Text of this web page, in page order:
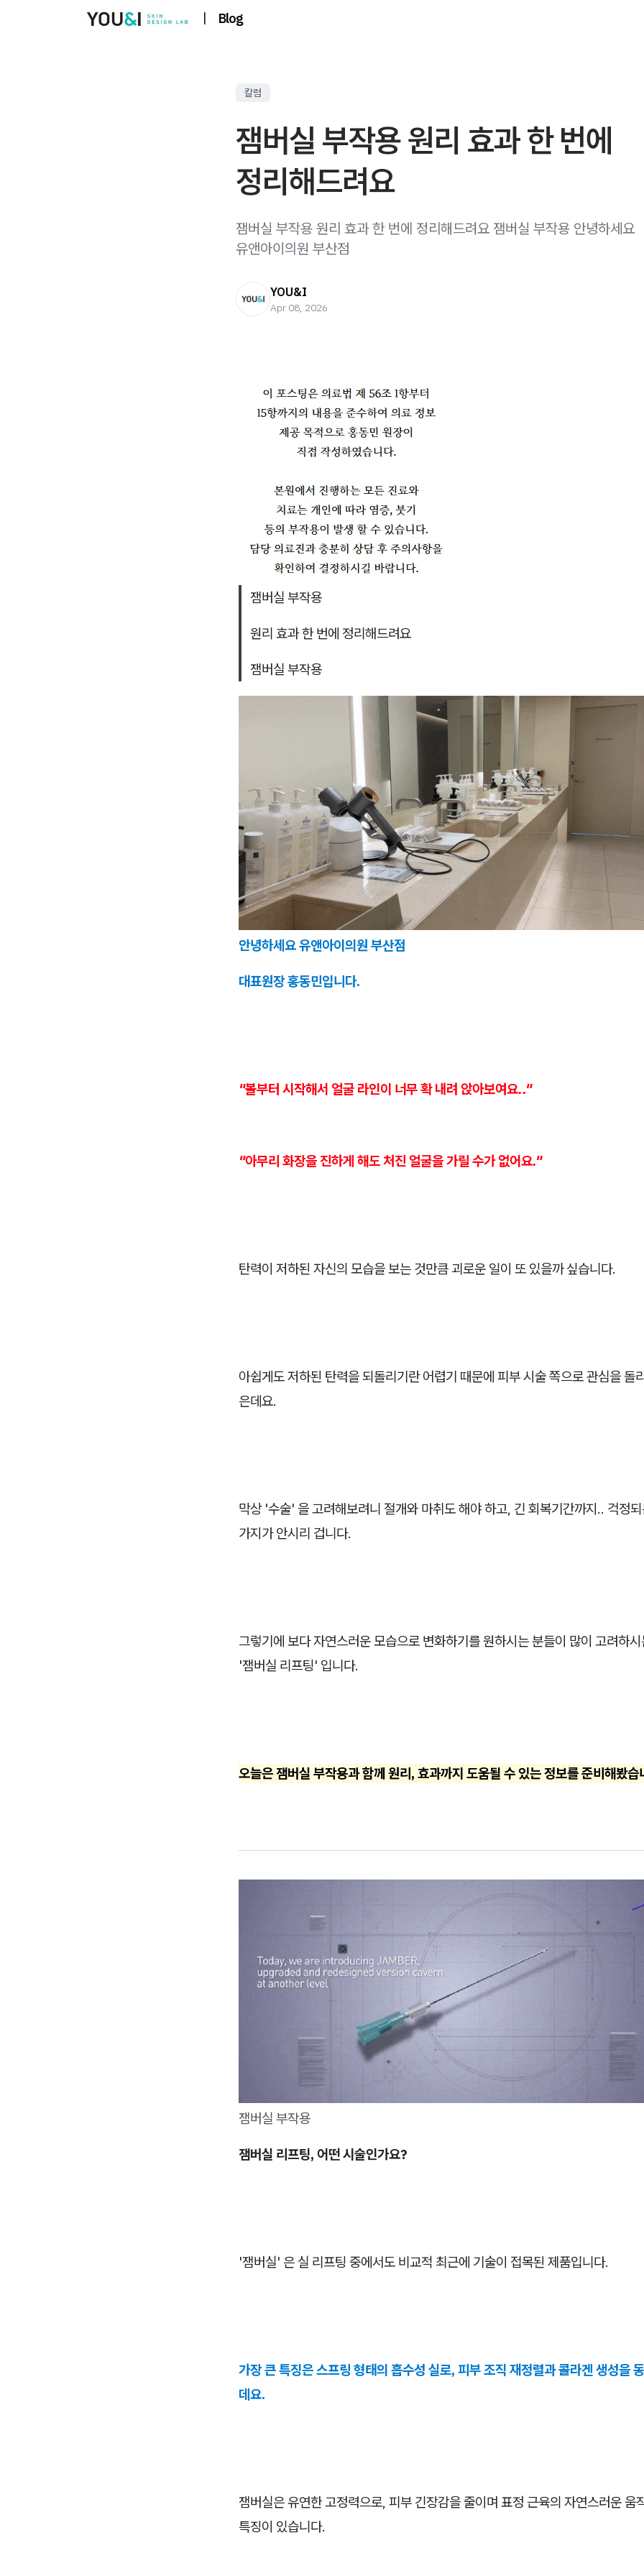
| Blog
칼럼
잼버실 부작용 원리 효과 한 번에
정리해드려요
잼버실 부작용 원리 효과 한 번에 정리해드려요 잼버실 부작용 안녕하세요
유앤아이의원 부산점
YOU&I
Apr 08, 2026
잼버실 부작용
원리 효과 한 번에 정리해드려요
잼버실 부작용
안녕하세요 유앤아이의원 부산점
대표원장 홍동민입니다.
"볼부터 시작해서 얼굴 라인이 너무 확 내려 앉아보여요.."
"아무리 화장을 진하게 해도 처진 얼굴을 가릴 수가 없어요."
탄력이 저하된 자신의 모습을 보는 것만큼 괴로운 일이 또 있을까 싶습니다.
아쉽게도 저하된 탄력을 되돌리기란 어렵기 때문에 피부 시술 쪽으로 관심을 돌
은데요.
막상 '수술' 을 고려해보려니 절개와 마취도 해야 하고, 긴 회복기간까지.. 걱정
가지가 안시리 겁니다.
그렇기에 보다 자연스러운 모습으로 변화하기를 원하시는 분들이 많이 고려하
'잼버실 리프팅' 입니다.
오늘은 잼버실 부작용과 함께 원리, 효과까지 도움될 수 있는 정보를 준비해봤
잼버실 부작용
잼버실 리프팅, 어떤 시술인가요?
'잼버실' 은 실 리프팅 중에서도 비교적 최근에 기술이 접목된 제품입니다.
가장 큰 특징은 스프링 형태의 흡수성 실로, 피부 조직 재정렬과 콜라겐 생성을
데요.
잼버실은 유연한 고정력으로, 피부 긴장감을 줄이며 표정 근육의 자연스러운 움
특징이 있습니다.